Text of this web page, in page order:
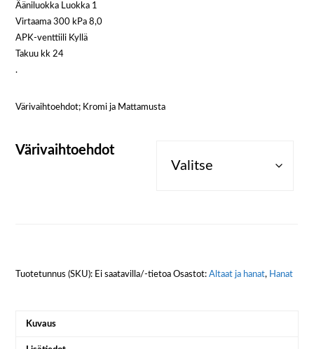
Ääniluokka Luokka 1
Virtaama 300 kPa​ 8,0
APK-venttiili Kyllä
Takuu kk 24
.
Värivaihtoehdot; Kromi ja Mattamusta
Värivaihtoehdot
Tuotetunnus (SKU): Ei saatavilla/-tietoa Osastot:Altaat ja hanat, Hanat
Kuvaus